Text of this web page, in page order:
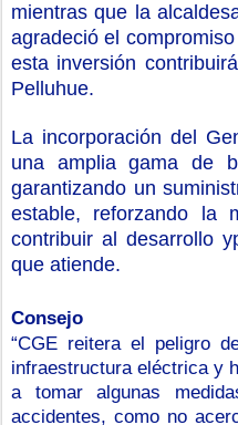
mientras que la a
agradeció el
esta inversión
Pelluhue.
La incorporación del
una amplia gama de
garantizando un
estable, reforzando
la
contribuir al desarrollo y
que atiende.
Consejo
“CGE reitera el peligro
infraestructura eléctrica y
a tomar algunas
accidentes, como no